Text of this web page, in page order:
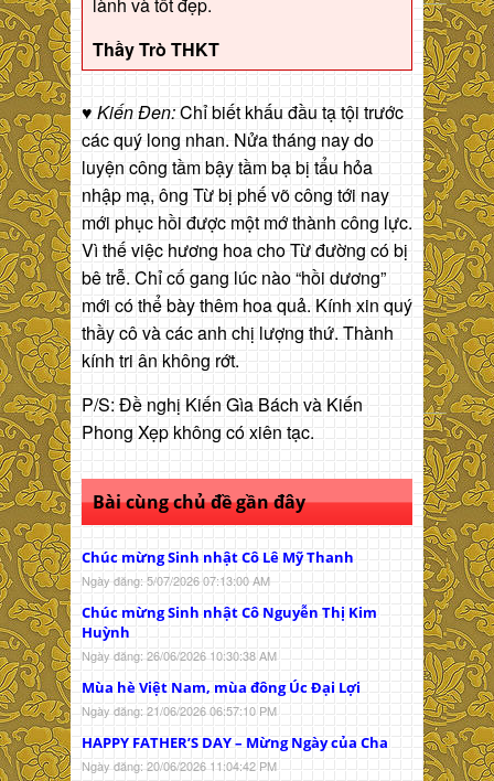
Thầy Trò THKT
♥ Kiến Đen:Chỉ biết khấu đầu tạ tội trước
các quý long nhan. Nửa tháng nay do
luyện công tầm bậy tầm bạ bị tẩu hỏa
nhập mạ, ông Từ bị phế võ công tới nay
mới phục hồi được một mớ thành công lực.
Vì thế việc hương hoa cho Từ đường có bị
bê trễ. Chỉ cố gang lúc nào “hồi dương”
mới có thể bày thêm hoa quả. Kính xin quý
thầy cô và các anh chị lượng thứ. Thành
kính tri ân không rớt.
P/S: Đề nghị Kiến Gìa Bách và Kiến
Phong Xẹp không có xiên tạc.
Bài cùng chủ đề gần đây
Chúc mừng Sinh nhật Cô Lê Mỹ Thanh
Ngày đăng: 5/07/2026 07:13:00 AM
Chúc mừng Sinh nhật Cô Nguyễn Thị Kim
Huỳnh
Ngày đăng: 26/06/2026 10:30:38 AM
Mùa hè Việt Nam, mùa đông Úc Đại Lợi
Ngày đăng: 21/06/2026 06:57:10 PM
HAPPY FATHER’S DAY – Mừng Ngày của Cha
Ngày đăng: 20/06/2026 11:04:42 PM